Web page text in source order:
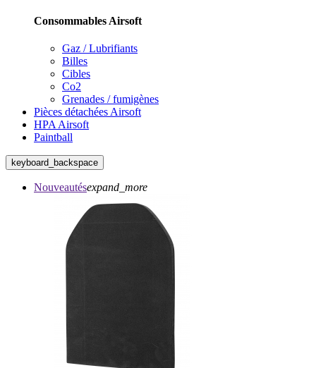
Consommables Airsoft
Gaz / Lubrifiants
Billes
Cibles
Co2
Grenades / fumigènes
Pièces détachées Airsoft
HPA Airsoft
Paintball
keyboard_backspace
Nouveautésexpand_more